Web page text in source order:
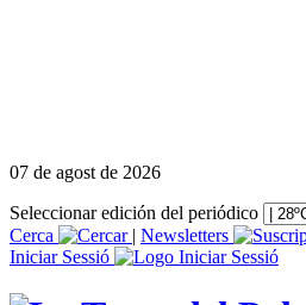
07 de agost de 2026
Seleccionar edición del periódico
Cerca
| Newsletters
Iniciar Sessió